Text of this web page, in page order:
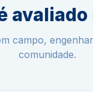
avaliado
campo,
comunidade.